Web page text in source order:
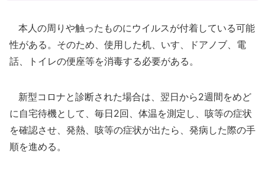
本人の周りや触ったものにウイルスが付着している可能
性がある。そのため、使用した机、いす、ドアノブ、電
話、トイレの便座等を消毒する必要がある。
新型コロナと診断された場合は、翌日から2週間をめど
に自宅待機として、毎日2回、体温を測定し、咳等の症状
を確認させ、発熱、咳等の症状が出たら、発病した際の手
順を進める。